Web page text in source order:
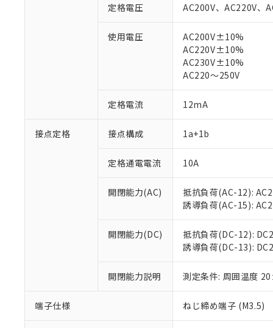
定格電圧 AC200V、AC220V、
使用電圧
AC200V±10%
AC220V±10%
AC230V±10%
AC220～250V
定格電流 12mA
接点定格 接点構成 1a+1b
定格通電電流 10A
開閉能力(AC)
抵抗負荷(AC-12):
誘導負荷(AC-15):
開閉能力(DC)
抵抗負荷(DC-12):
誘導負荷(DC-13):
開閉能力説明 測定条件: 周囲温度
端子仕様 ねじ締め端子 (M3.5)
ご利用条件
くものです。
当社制御機
在庫状況お
のであり、
い。
正式な納期
当社販売員
在庫状況お
す。
マイパーツ
ている必要
※1 対応状況
対応済み：EU
対応予定：EU
対応予定なし：
調査・確認中：
仕入先様の事情
があります。
*EU RoHS指令（10物質
鉛(Pb) 1000ppm以下、
フタル酸ビス(2-エチル
ル（DBP） 1000ppm
但し、RoHS指令で産
フタル酸エステル類の
部品在庫の切り替
※1 中国
「○」：最大均質
「×」：最大均質
「－」：未確認で
*中国RoHS10物質の基
Pb(鉛) :1000ppm、
Cr(Ⅵ)(六価クロム) :
DEHP(フタル酸ビス(2-
※2 環境保護使
「10」：通常の使
味します。
う）を輸出
などの必要
当社は規制
ます。
当社は貴社
置等に一切
また当社は
たしません。
記
号
説明
○ 一定数
機器販